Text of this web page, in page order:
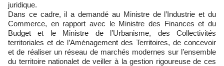
juridique.
Dans ce cadre, il a demandé au Ministre de l’Industrie et du
Commerce, en rapport avec le Ministre des Finances et du
Budget et le Ministre de l’Urbanisme, des Collectivités
territoriales et de l’Aménagement des Territoires, de concevoir
et de réaliser un réseau de marchés modernes sur l’ensemble
du territoire nationalet de veiller à la gestion rigoureuse de ces